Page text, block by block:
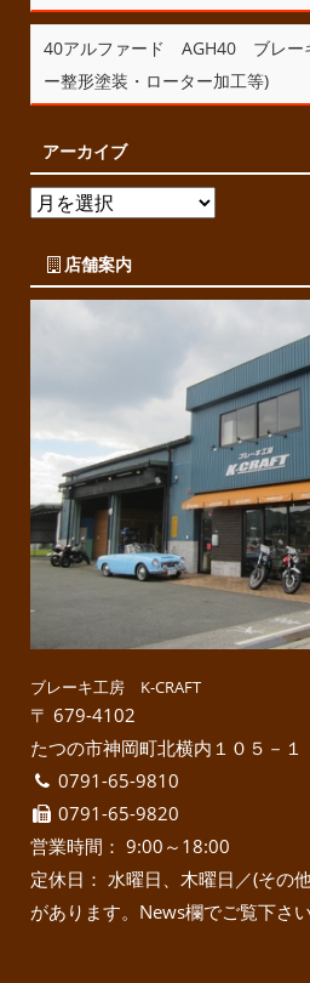
40アルファード AGH40 ブレー
ー整形塗装・ローター加工等)
アーカイブ
店舗案内
ブレーキ工房 K-CRAFT
〒 679-4102
たつの市神岡町北横内１０５－１
0791-65-9810
0791-65-9820
営業時間： 9:00～18:00
定休日： 水曜日、木曜日／(その
があります。News欄でご覧下さい